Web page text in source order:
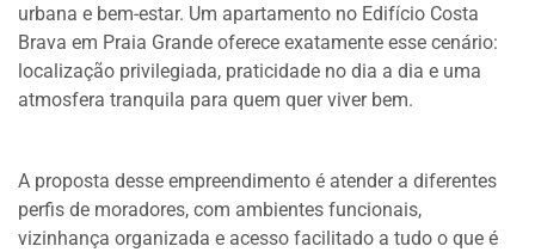
urbana e bem-estar. Um apartamento no Edifício Costa
Brava em Praia Grande oferece exatamente esse cenário:
localização privilegiada, praticidade no dia a dia e uma
atmosfera tranquila para quem quer viver bem.
A proposta desse empreendimento é atender a diferentes
perfis de moradores, com ambientes funcionais,
vizinhança organizada e acesso facilitado a tudo o que é